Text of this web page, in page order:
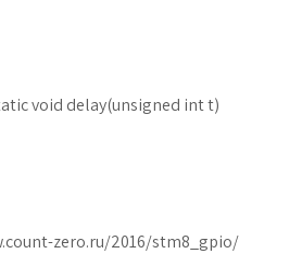
void delay(unsigned int t)
zero.ru/2016/stm8_gpio/